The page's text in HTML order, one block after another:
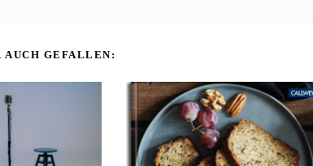
AUCH GEFALLEN: